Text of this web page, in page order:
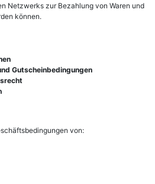
Netzwerks zur Bezahlung von Waren und
können.
Gutscheinbedingungen
von: